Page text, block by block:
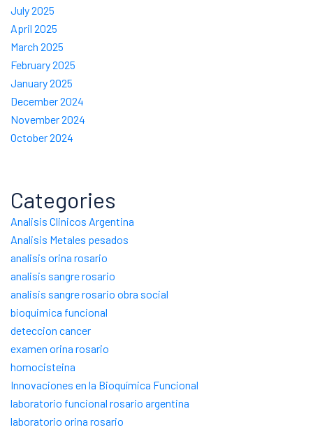
July 2025
April 2025
March 2025
February 2025
January 2025
December 2024
November 2024
October 2024
Categories
Analisis Clinicos Argentina
Analisis Metales pesados
analisis orina rosario
analisis sangre rosario
analisis sangre rosario obra social
bioquimica funcional
deteccion cancer
examen orina rosario
homocisteina
Innovaciones en la Bioquímica Funcional
laboratorio funcional rosario argentina
laboratorio orina rosario